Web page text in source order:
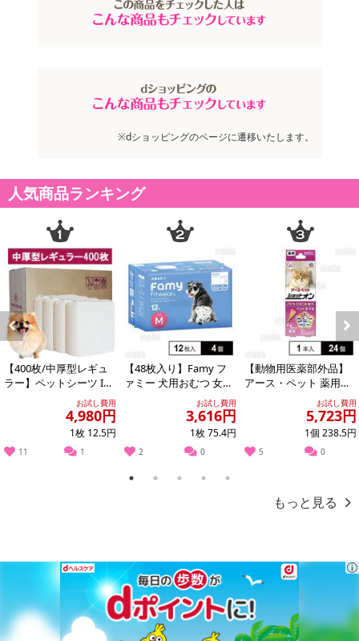
※dショッピングのページに遷移いたします。
人気商品ランキング
Previous
【400枚/中厚型レギュ
ラー】ペットシーツ ITF
お試し費用
4,980円
1枚 12.5円
11 1
【48枚入り】Famy フ
ァミー 犬用おむつ 女の
子用 Mサイズ フィット
お試し費用
3,616円
1枚 75.4円
2 0
【動物用医薬部外品】
アース・ペット 薬用シ
ョットオン 猫用 1本入
お試し費用
5,723円
1個 238.5円
5 0
Next
1 2 3 4 5
もっと見る